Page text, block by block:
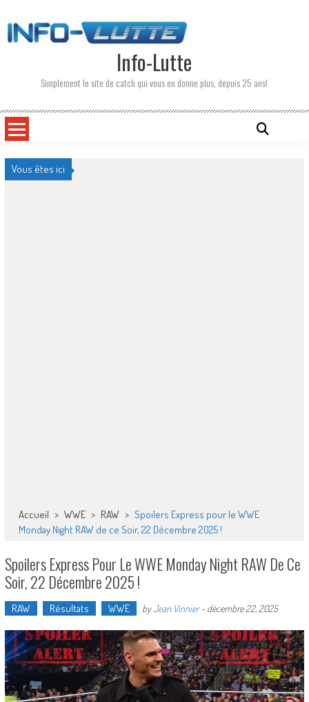
to
content
Info-Lutte
Simplement le site de catch qui vous en donne plus, depuis 25 ans!
Vous êtes ici
Accueil > WWE > RAW > Spoilers Express pour le WWE
Monday Night RAW de ce Soir, 22 Décembre 2025 !
Spoilers Express Pour Le WWE Monday Night RAW De Ce
Soir, 22 Décembre 2025 !
RAW Résultats WWE byJean Vinnier- décembre 22, 2025